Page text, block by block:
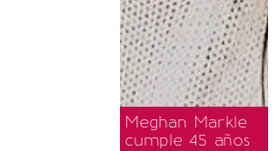
Meghan Markle
cumple 45 años